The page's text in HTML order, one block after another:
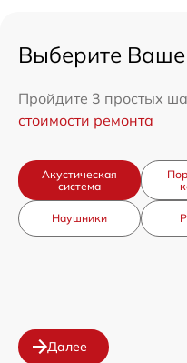
Выберите Ваше
Пройдите 3 простых
стоимости ремонта
Акустическая
система
Наушники
Далее